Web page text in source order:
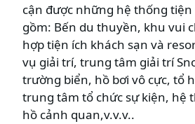
cận được những hệ thống
gồm: Bến du thuyền, khu vui
hợp tiện ích khách sạn và
vụ giải trí, trung tâm giải trí
trường biển, hồ bơi vô cực, tổ
trung tâm tổ chức sự kiện, hệ
hồ cảnh quan,v.v.v..